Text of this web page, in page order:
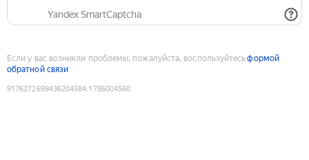
Yandex SmartCaptcha
Если у вас возникли проблемы, пожалуйста, воспользуйтесьформой
обратной связи
9176272699436204584:1786004560